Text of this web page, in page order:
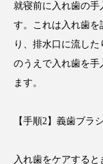
就寝前に入れ歯の手
す。これは入れ歯を
り、排水口に流し
のうえで入れ歯を
ます。
【手順2】義歯ブラ
入れ歯をケアする